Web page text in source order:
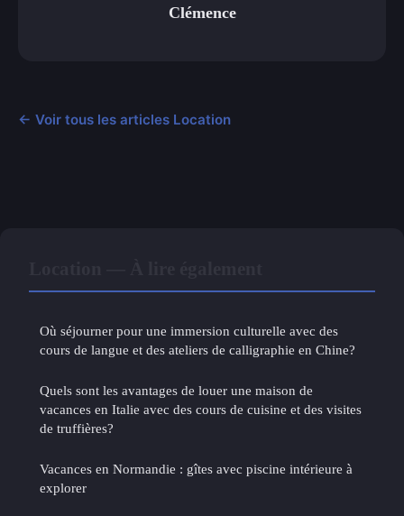
Clémence
← Voir tous les articles Location
Où séjourner pour une immersion culturelle avec des
cours de langue et des ateliers de calligraphie en Chine?
Quels sont les avantages de louer une maison de
vacances en Italie avec des cours de cuisine et des visites
de truffières?
Vacances en Normandie : gîtes avec piscine intérieure à
explorer